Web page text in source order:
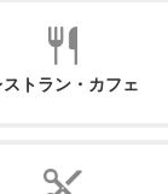
ストラン・カフェ